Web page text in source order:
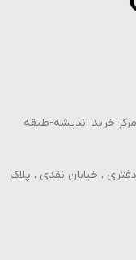
خرید اندیشه-طبقه
، خیابان نقدی ، پلاک